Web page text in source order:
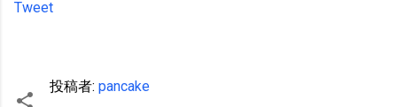
Tweet
投稿者: pancake